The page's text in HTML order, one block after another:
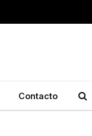
Contacto